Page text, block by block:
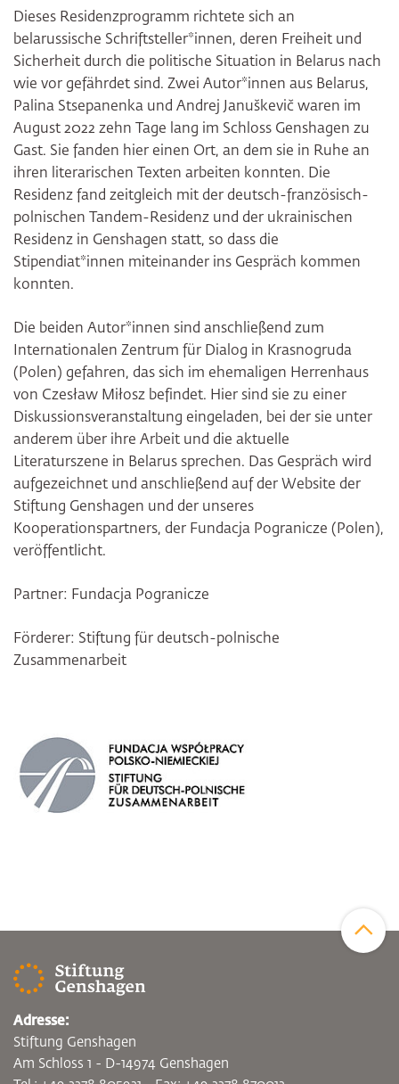
Dieses Residenzprogramm richtete sich an
belarussische Schriftsteller*innen, deren Freiheit und
Sicherheit durch die politische Situation in Belarus nach
wie vor gefährdet sind. Zwei Autor*innen aus Belarus,
Palina Stsepanenka und Andrej Januškevič waren im
August 2022 zehn Tage lang im Schloss Genshagen zu
Gast. Sie fanden hier einen Ort, an dem sie in Ruhe an
ihren literarischen Texten arbeiten konnten. Die
Residenz fand zeitgleich mit der deutsch-französisch-
polnischen Tandem-Residenz und der ukrainischen
Residenz in Genshagen statt, so dass die
Stipendiat*innen miteinander ins Gespräch kommen
konnten.
Die beiden Autor*innen sind anschließend zum
Internationalen Zentrum für Dialog in Krasnogruda
(Polen) gefahren, das sich im ehemaligen Herrenhaus
von Czesław Miłosz befindet. Hier sind sie zu einer
Diskussionsveranstaltung eingeladen, bei der sie unter
anderem über ihre Arbeit und die aktuelle
Literaturszene in Belarus sprechen. Das Gespräch wird
aufgezeichnet und anschließend auf der Website der
Stiftung Genshagen und der unseres
Kooperationspartners, der Fundacja Pogranicze (Polen),
veröffentlicht.
Partner: Fundacja Pogranicze
Förderer: Stiftung für deutsch-polnische
Zusammenarbeit
Adresse:
Stiftung Genshagen
Am Schloss 1 - D-14974 Genshagen